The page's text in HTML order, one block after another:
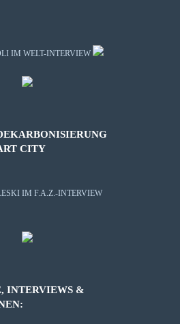
IM WELT-INTERVIEW
CITY
IM F.A.Z.-INTERVIEW
INTERVIEWS &